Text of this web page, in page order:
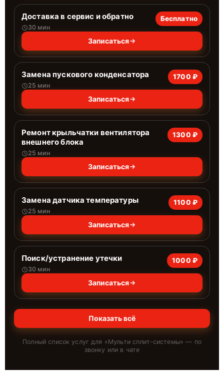
Доставка в сервис и обратно
30 мин
Бесплатно
Записаться
Замена пускового конденсатора
25 мин
1700 ₽
Записаться
Ремонт крыльчатки вентилятора
внешнего блока
25 мин
1300 ₽
Записаться
Замена датчика температуры
25 мин
1100 ₽
Записаться
Поиск/устранение утечки
30 мин
1000 ₽
Записаться
Показать всё
Полный список услуг для «Мульти сплит-системы» — по
звонку или в чате